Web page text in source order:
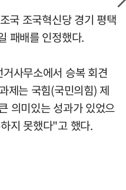
국 조국혁신당 경기 평택
패배를 인정했다.
사무소에서 승복 회견
제는 국힘(국민의힘) 제
의미있는 성과가 있었으
지 못했다"고 했다.